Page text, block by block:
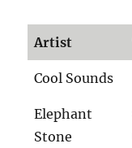
Artist
Cool Sounds
Elephant
Stone